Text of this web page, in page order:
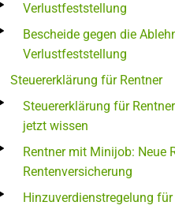
Verlustfeststellung
Bescheide gegen die
Verlustfeststellung
Steuererklärung für Rentner
Steuererklärung für
jetzt wissen
Rentner mit Minijob: Neue
Rentenversicherung
Hinzuverdienstregelung